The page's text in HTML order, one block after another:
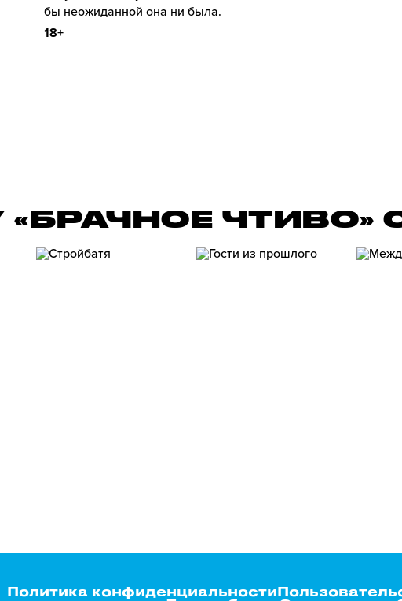
бы неожиданной она ни была.
18+
ЧТИВО»
Политика конфиденциальности